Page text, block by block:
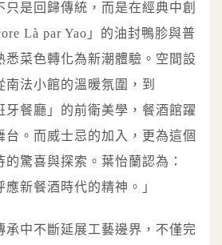
是回歸傳統，而是在經典中創
Là par Yao」的油封鴨胗與普
悉菜色轉化為新潮體驗。空間設
南法小館的溫暖氛圍，到
牙餐廳」的前衛美學，餐酒館躍
台。而威士忌的加入，更為這個
驚喜與探索。葉怡蘭認為：
應新餐酒時代的精神。」
承中不斷延展工藝邊界，不僅完